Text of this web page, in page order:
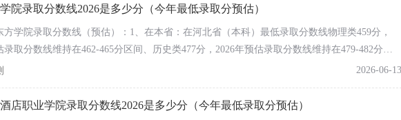
物理类 462 75686
历史类
19628 437
物理类 441 48019
375
综合类 468 264897 441
物理类 509 115134
院录取分数线2026是多少分（今年最低录取分预估）
方学院录取分数线（预估）：1、在本省：在河北省（本科）最低录取分数线物理类459分，
录取分数线维持在462-465分区间、历史类477分，2026年预估录取分数线维持在479-482分区
省：在新疆（本二）2025最低录取分数线理科280分、文科332分；在安徽省（本科）最低录
类464分，2026年预估分数波动在1-3分，基本持平。
2026-06-13
店职业学院录取分数线2026是多少分（今年最低录取分预估）